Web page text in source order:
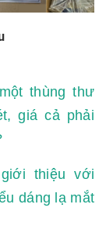
thùng thư
giá cả phải
giới thiệu với
dáng lạ mắt